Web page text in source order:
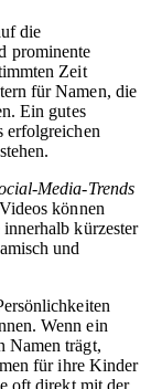
die
prominente
Zeit
für Namen, die
Ein gutes
erfolgreichen
Media-Trends
können
kürzester
und
Wenn ein
Namen trägt,
für ihre Kinder
oft direkt mit der